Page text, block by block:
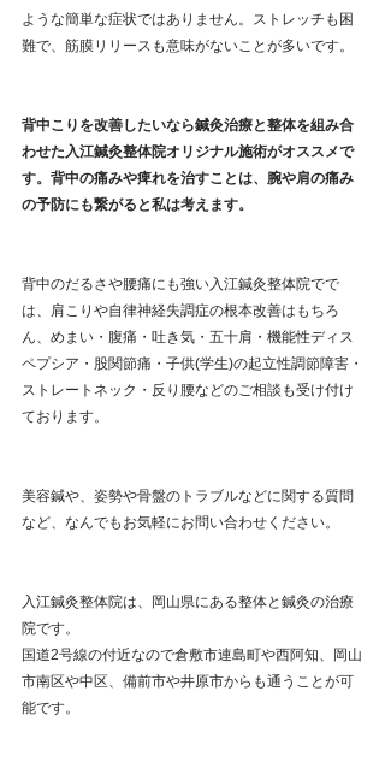
ような簡単な症状ではありません。ストレッチも困
難で、筋膜リリースも意味がないことが多いです。
背中こりを改善したいなら鍼灸治療と整体を組み合
わせた入江鍼灸整体院オリジナル施術がオススメで
す。背中の痛みや痺れを治すことは、腕や肩の痛み
の予防にも繋がると私は考えます。
背中のだるさや腰痛にも強い入江鍼灸整体院でで
は、肩こりや自律神経失調症の根本改善はもちろ
ん、めまい・腹痛・吐き気・五十肩・機能性ディス
ペプシア・股関節痛・子供(学生)の起立性調節障害・
ストレートネック・反り腰などのご相談も受け付け
ております。
美容鍼や、姿勢や骨盤のトラブルなどに関する質問
など、なんでもお気軽にお問い合わせください。
入江鍼灸整体院は、岡山県にある整体と鍼灸の治療
院です。
国道2号線の付近なので倉敷市連島町や西阿知、岡山
市南区や中区、備前市や井原市からも通うことが可
能です。